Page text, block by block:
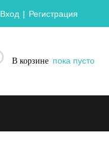
Вход Регистрация
В корзине пока пусто